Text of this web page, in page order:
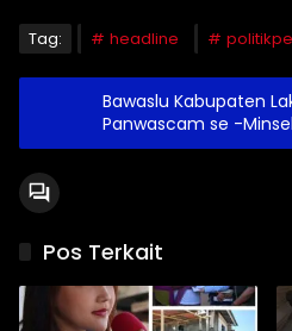
Tag: headline
Bawaslu Kabupaten
Panwascam se -Minsel
Pos Terkait